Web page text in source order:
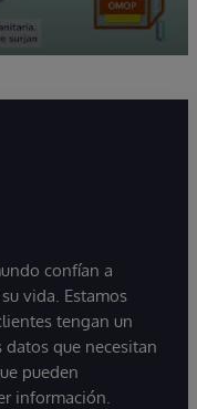
confían a
vida. Estamos
tengan un
que necesitan
pueden
información.